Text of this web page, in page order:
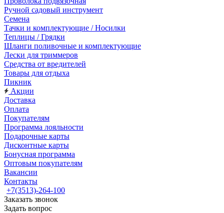
Ручной садовый инструмент
Семена
Тачки и комплектующие / Носилки
Теплицы / Грядки
Шланги поливочные и комплектующие
Лески для триммеров
Средства от вредителей
Товары для отдыха
Пикник
Акции
Доставка
Оплата
Покупателям
Программа лояльности
Подарочные карты
Дисконтные карты
Бонусная программа
Оптовым покупателям
Вакансии
Контакты
+7(3513)-264-100
Заказать звонок
Задать вопрос